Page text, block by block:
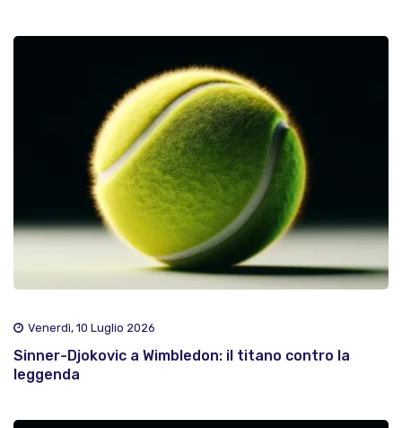
Venerdì, 10 Luglio 2026
Sinner-Djokovic a Wimbledon: il titano contro la
leggenda